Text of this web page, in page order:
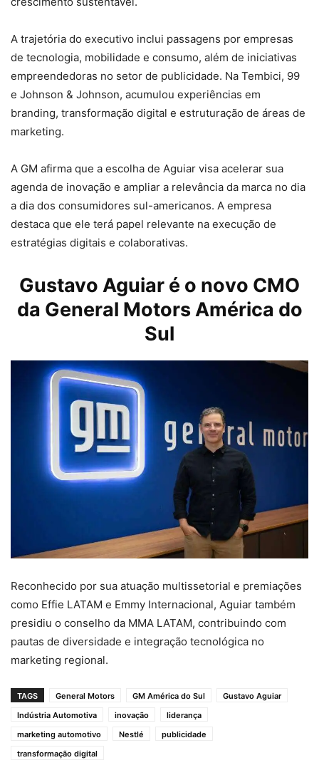
A trajetória do executivo inclui passagens por empresas
de tecnologia, mobilidade e consumo, além de iniciativas
empreendedoras no setor de publicidade. Na Tembici, 99
e Johnson & Johnson, acumulou experiências em
branding, transformação digital e estruturação de áreas de
marketing.
A GM afirma que a escolha de Aguiar visa acelerar sua
agenda de inovação e ampliar a relevância da marca no dia
a dia dos consumidores sul-americanos. A empresa
destaca que ele terá papel relevante na execução de
estratégias digitais e colaborativas.
Gustavo Aguiar é o novo CMO
da General MotorsAmérica do
Sul
Reconhecido por sua atuação multissetorial e premiações
como Effie LATAM e Emmy Internacional, Aguiar também
presidiu o conselho da MMA LATAM, contribuindo com
pautas de diversidade e integração tecnológica no
marketing regional.
TAGS General Motors GM América do Sul
Gustavo Aguiar
Indústria Automotiva
inovação
liderança
marketing automotivo
Nestlé
publicidade
transformação digital